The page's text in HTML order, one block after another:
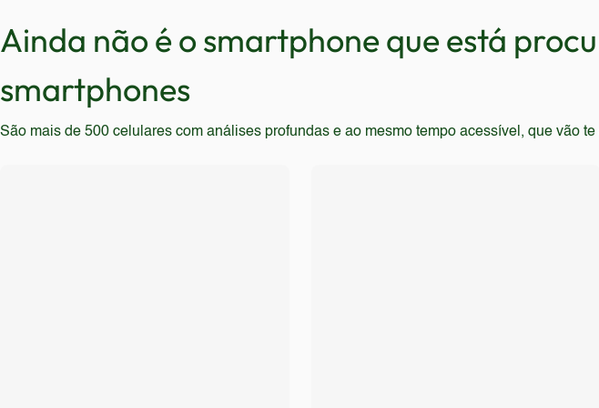
Ainda não é o smartphone que está
smartphones
São mais de 500 celulares com análises profundas e ao mesmo tempo acessível, que vão